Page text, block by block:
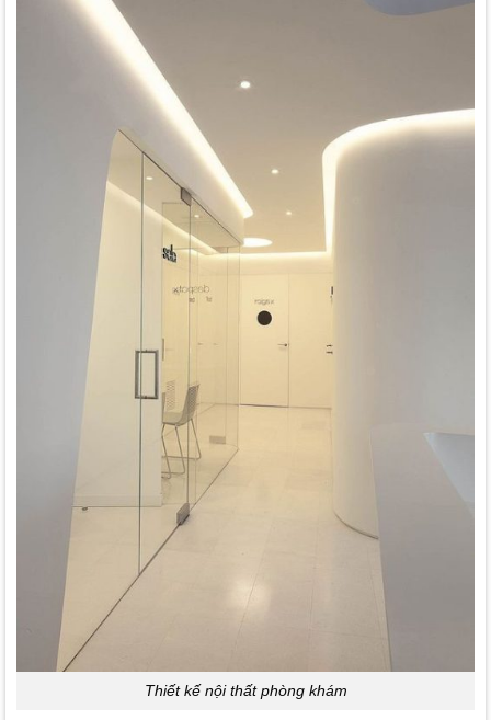
Thiết kế nội thất phòng khám